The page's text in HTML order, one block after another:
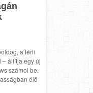
a férfi
– állítja egy új
számol be.
élő